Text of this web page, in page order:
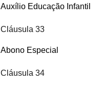
Auxílio Educação Infantil
Cláusula 33
Abono Especial
Cláusula 34